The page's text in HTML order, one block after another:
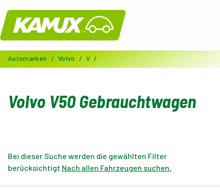
Kamux
Automarken / Volvo / V /
Volvo V50 Gebrauchtwagen
Bei dieser Suche werden die gewählten Filter
berücksichtigt Nach allen Fahrzeugen suchen.